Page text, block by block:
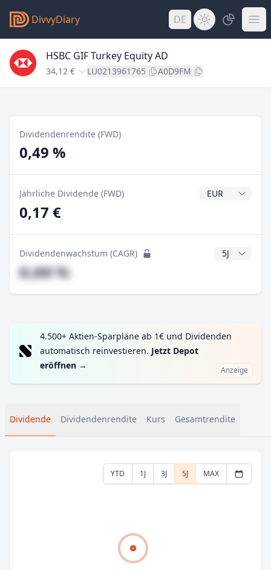
DivvyDiary DE
HSBC GIF Turkey Equity AD
34,12 € LU0213961765 A0D9FM
Dividendenrendite (FWD)
0,49 %
Jährliche Dividende (FWD)
0,17 €
Dividendenwachstum (CAGR) CAGR Jahre
#,## %
4.500+ Aktien-Sparpläne ab 1€ und Dividenden
automatisch reinvestieren. Jetzt Depot
eröffnen → Anzeige
Dividende Dividendenrendite Kurs Gesamtrendite
YTD 1J 3J 5J MAX